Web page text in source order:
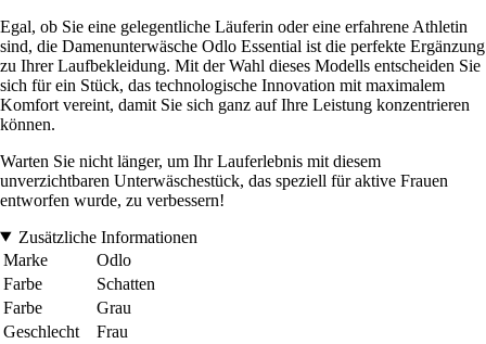
Egal, ob Sie eine gelegentliche Läuferin oder eine erfahrene Athletin
sind, die Damenunterwäsche Odlo Essential ist die perfekte Ergänzung
zu Ihrer Laufbekleidung. Mit der Wahl dieses Modells entscheiden Sie
sich für ein Stück, das technologische Innovation mit maximalem
Komfort vereint, damit Sie sich ganz auf Ihre Leistung konzentrieren
können.
Warten Sie nicht länger, um Ihr Lauferlebnis mit diesem
unverzichtbaren Unterwäschestück, das speziell für aktive Frauen
entworfen wurde, zu verbessern!
Zusätzliche Informationen
Marke
Odlo
Farbe
Schatten
Farbe
Grau
Geschlecht
Frau